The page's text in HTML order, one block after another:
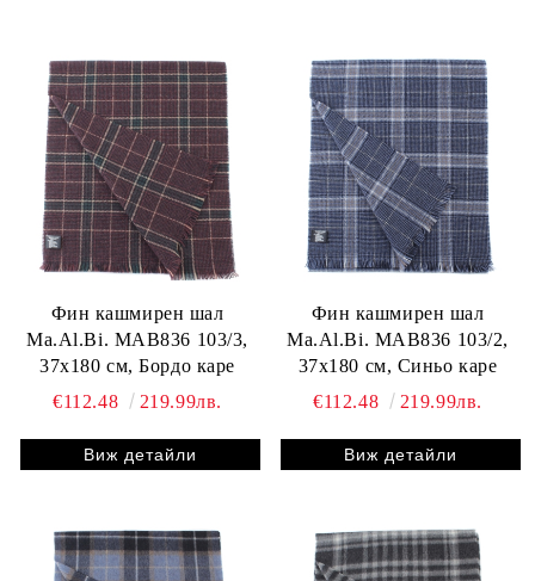
Фин кашмирен шал
Ma.Al.Bi. MAB836 103/3,
37x180 см, Бордо каре
€112.48
219.99лв.
Виж детайли
Фин кашмирен шал
Ma.Al.Bi. MAB836 103/2,
37x180 см, Синьо каре
€112.48
219.99лв.
Виж детайли